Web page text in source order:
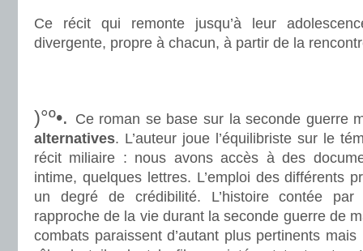
Ce récit qui remonte jusqu’à leur
divergente, propre à chacun, à partir de la
)°º•. Ce roman se base sur la seconde guerre
alternatives. L’auteur joue l’équilibriste sur le
récit miliaire : nous avons accès à des
intime, quelques lettres. L’emploi des différents
un degré de crédibilité. L’histoire contée par
rapproche de la vie durant la seconde guerre de
combats paraissent d’autant plus pertinents